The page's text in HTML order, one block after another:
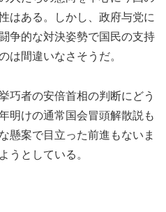
はある。しかし、政府与党に
争的な対決姿勢で国民の支持
は間違いなさそうだ。
巧者の安倍首相の判断にどう
明けの通常国会冒頭解散説も
懸案で目立った前進もないま
うとしている。